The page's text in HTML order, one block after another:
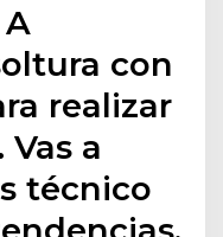
con
realizar
a
técnico